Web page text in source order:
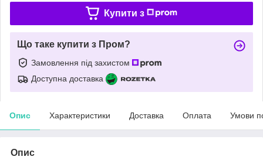
Купити з
Що таке купити з Пром?
Замовлення під захистом
Доступна доставка
Опис Характеристики Доставка Оплата Умови
Опис